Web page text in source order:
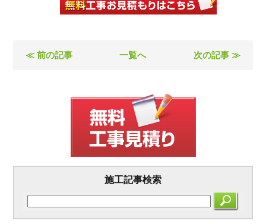
≪ 前の記事 一覧へ 次の記事 ≫
施工記事検索